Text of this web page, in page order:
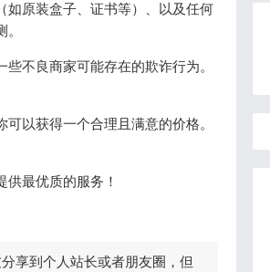
如原装盒子、证书等）、以及任何
不良商家可能存在的欺诈行为。
以获得一个合理且满意的价格。
最优质的服务！
享到个人站长或者朋友圈，但